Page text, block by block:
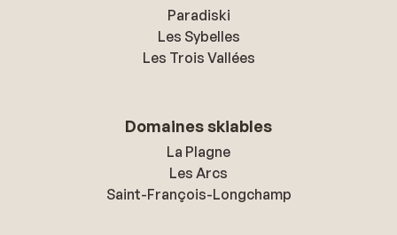
Paradiski
Les Sybelles
Les Trois Vallées
Domaines skiables
La Plagne
Les Arcs
Saint-François-Longchamp